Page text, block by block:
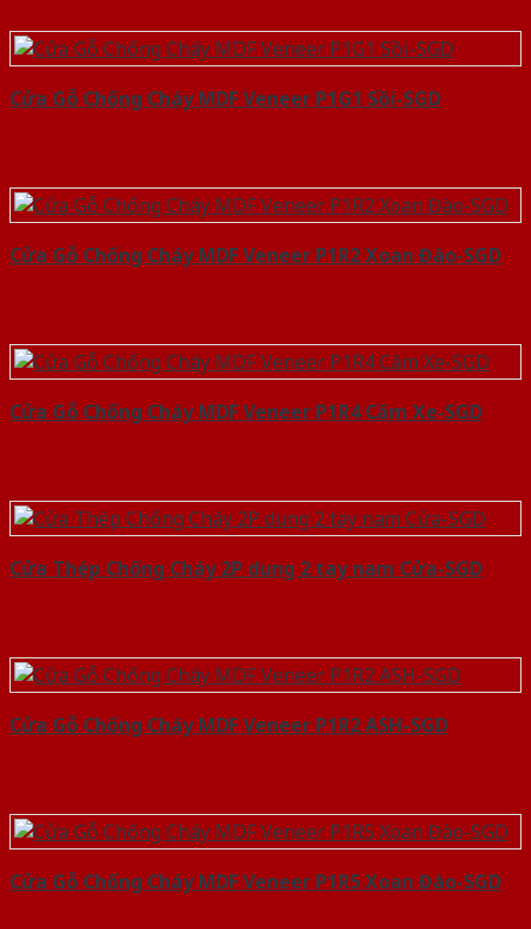
Cửa Gỗ Chống Cháy MDF Veneer P1G1 Sồi-SGD
Cửa Gỗ Chống Cháy MDF Veneer P1R2 Xoan Đào-SGD
Cửa Gỗ Chống Cháy MDF Veneer P1R4 Căm Xe-SGD
Cửa Thép Chống Cháy 2P dung 2 tay nam Cửa-SGD
Cửa Gỗ Chống Cháy MDF Veneer P1R2 ASH-SGD
Cửa Gỗ Chống Cháy MDF Veneer P1R5 Xoan Đào-SGD